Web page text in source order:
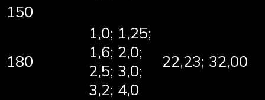
150
180
1,0; 1,25;
1,6; 2,0;
2,5; 3,0;
3,2; 4,0
22,23; 32,00